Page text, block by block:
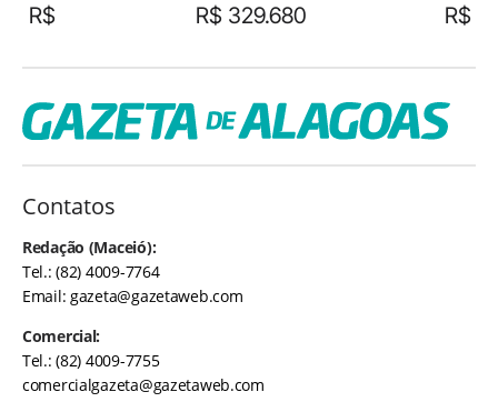
R$ R$ 329.680 R$
Contatos
Redação (Maceió):
Tel.: (82) 4009-7764
Email:gazeta@gazetaweb.com
Comercial:
Tel.: (82) 4009-7755
comercialgazeta@gazetaweb.com